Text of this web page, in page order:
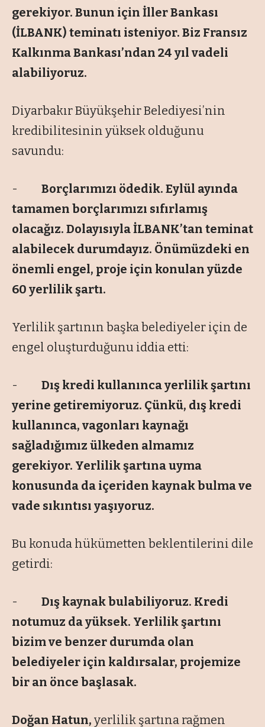
gerekiyor. Bunun için İller Bankası
(İLBANK) teminatı isteniyor. Biz Fransız
Kalkınma Bankası’ndan 24 yıl vadeli
alabiliyoruz.
Diyarbakır Büyükşehir Belediyesi’nin
kredibilitesinin yüksek olduğunu
savundu:
- Borçlarımızı ödedik. Eylül ayında
tamamen borçlarımızı sıfırlamış
olacağız. Dolayısıyla İLBANK’tan teminat
alabilecek durumdayız. Önümüzdeki en
önemli engel, proje için konulan yüzde
60 yerlilik şartı.
Yerlilik şartının başka belediyeler için de
engel oluşturduğunu iddia etti:
- Dış kredi kullanınca yerlilik şartını
yerine getiremiyoruz. Çünkü, dış kredi
kullanınca, vagonları kaynağı
sağladığımız ülkeden almamız
gerekiyor. Yerlilik şartına uyma
konusunda da içeriden kaynak bulma ve
vade sıkıntısı yaşıyoruz.
Bu konuda hükümetten beklentilerini dile
getirdi:
- Dış kaynak bulabiliyoruz. Kredi
notumuz da yüksek. Yerlilik şartını
bizim ve benzer durumda olan
belediyeler için kaldırsalar, projemize
bir an önce başlasak.
Doğan Hatun, yerlilik şartına rağmen